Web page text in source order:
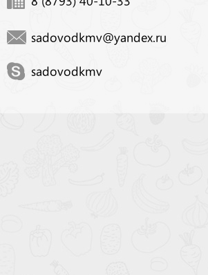
sadovodkmv@yandex.ru
sadovodkmv